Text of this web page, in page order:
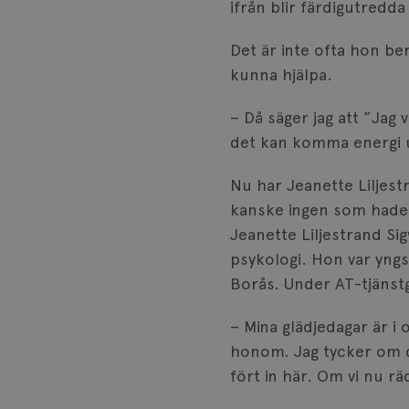
ifrån blir färdigutredda
Det är inte ofta hon
kunna hjälpa.
– Då säger jag att
det kan komma energi
Nu har Jeanette
kanske ingen som
Jeanette Liljestrand
psykologi. Hon var
Borås. Under AT-
– Mina glädjedagar är
honom. Jag tycker om
fört in här. Om vi nu
Namn
_gat_UA-1577937-
_ga
_ga_W8VXKBRK9Y
_gid
YSC
__Secure-
ar_debug